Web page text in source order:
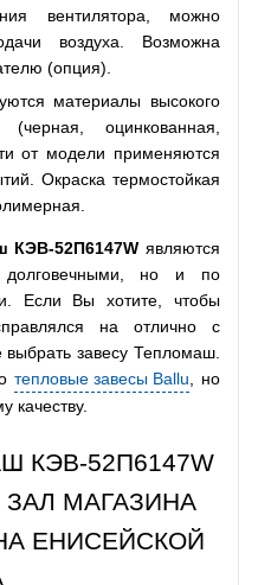
вентилятора, можно
воздуха. Возможна
(опция).
материалы высокого
оцинкованная,
от модели применяются
Окраска термостойкая
КЭВ-52П6147W являются
но и по
Если Вы хотите, чтобы
на отлично с
завесу Тепломаш.
тепловые завесы Ballu , но
качеству.
КЭВ-52П6147W
МАГАЗИНА
ЕНИСЕЙСКОЙ